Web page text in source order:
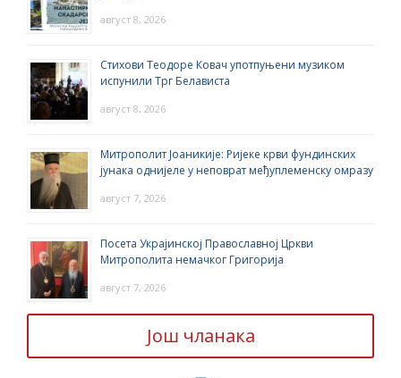
август 8, 2026
Стихови Теодоре Ковач употпуњени музиком
испунили Трг Белависта
август 8, 2026
Митрополит Јоаникије: Ријеке крви фундинских
јунака однијеле у неповрат међуплеменску омразу
август 7, 2026
Посета Украјинској Православној Цркви
Митрополита немачког Григорија
август 7, 2026
Још чланака